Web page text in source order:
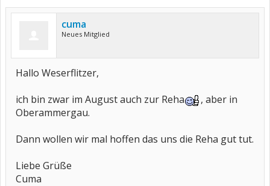
cuma
Neues Mitglied
Hallo Weserflitzer,
ich bin zwar im August auch zur Reha
, aber in
Oberammergau.
Dann wollen wir mal hoffen das uns die Reha gut tut.
Liebe Grüße
Cuma